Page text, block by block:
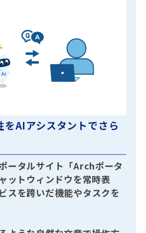
をAIアシスタントでさら
ータルサイト「Archポータ
ットウィンドウを常時表
スを跨いだ機能やタスクを